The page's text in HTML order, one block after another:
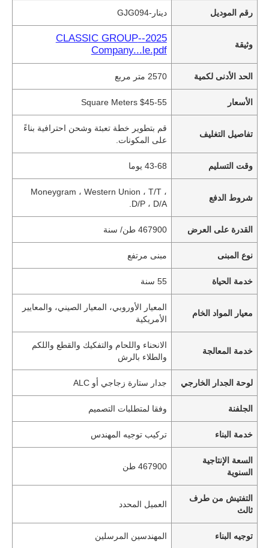
رقم الموديل دينار-GJG094
وثيقة
2025--CLASSIC GROUP
Company...le.pdf
الحد الأدنى لكمية 2570 متر مربع
الأسعار $45-55 Square Meters
تفاصيل التغليف
قم بتطوير خطة تعبئة وشحن احترافية بناءً
على المكونات.
وقت التسليم 43-68 يوما
شروط الدفع
Moneygram ، Western Union ، T/T ،
D/P ، D/A.
القدرة على العرض 467900 طن/ سنة
نوع المبنى مبنى مرتفع
خدمة الحياة 55 سنة
معيار المواد الخام
المعيار الأوروبي، المعيار الصيني، والمعايير
الأمريكية
خدمة المعالجة
الانحناء واللحام والتفكيك والقطع واللكم
والطلاء بالرش
لوحة الجدار الخارجي جدار ستارة زجاجي أو ALC
الجلفنة وفقا لمتطلبات التصميم
خدمة البناء تركيب توجيه المهندس
السعة الإنتاجية
السنوية
467900 طن
التفتيش من طرف
ثالث
العميل المحدد
توجيه البناء المهندسين المرسلين